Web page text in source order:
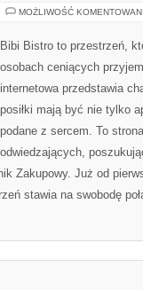
MOŻLIWOŚĆ
Bibi Bistro to przestrzeń,
osobach ceniących
internetowa przedstawia
posiłki mają być nie tylko
podane z sercem. To
odwiedzających,
Zakupowy. Już od
stawia na swobodę